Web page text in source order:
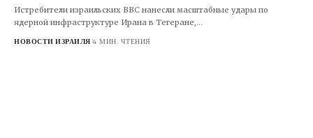
Истребители израильских ВВС нанесли масштабные удары по
ядерной инфраструктуре Ирана в Тегеране,…
НОВОСТИ ИЗРАИЛЯ 4 МИН. ЧТЕНИЯ